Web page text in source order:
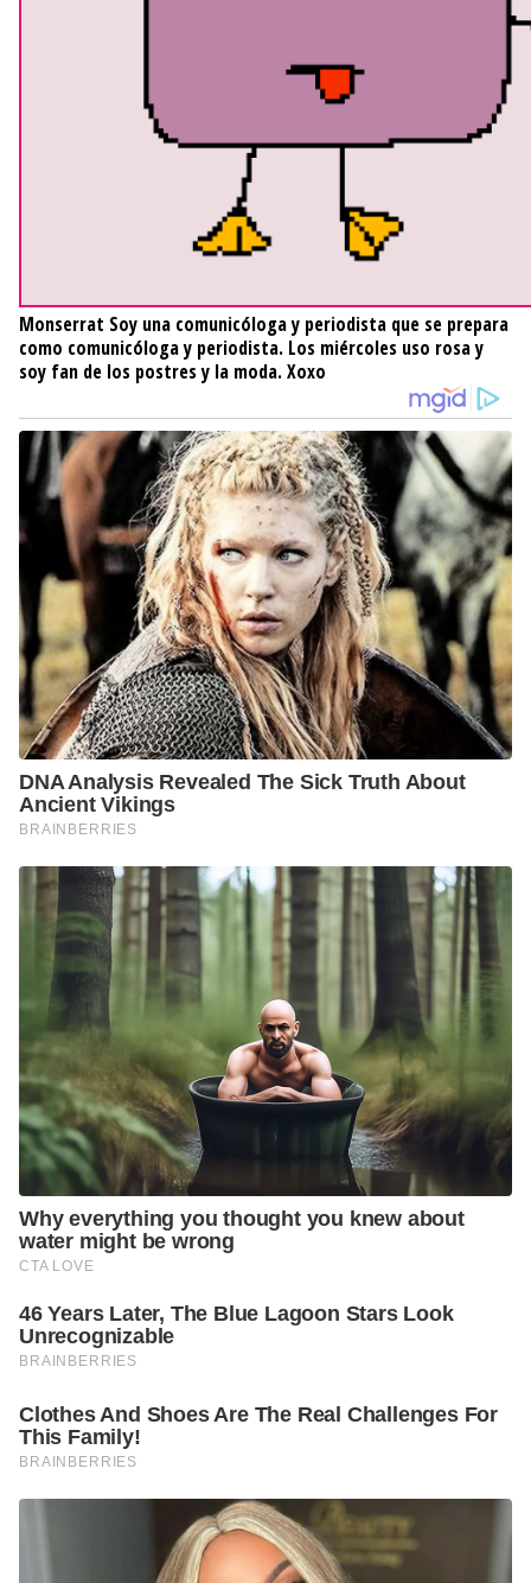
Monserrat Soy una comunicóloga y periodista que se prepara
como comunicóloga y periodista. Los miércoles uso rosa y
soy fan de los postres y la moda. Xoxo